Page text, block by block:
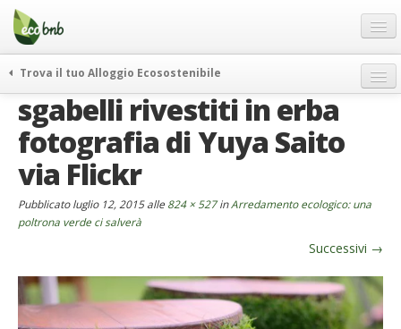
Menu
Salta
contenuto
Offerte Speciali
Regali
FAQ
Chi Siamo
Partner
Italiano
German
Trova il tuo Alloggio Ecosostenibile
weekend green
itinerari
curiosità
vivere e viaggiare verde
news ed eventi
sgabelli rivestiti in erba
fotografia di Yuya Saito
via Flickr
Pubblicatoluglio 12, 2015alle 824 × 527inArredamento ecologico: una
poltrona verde ci salverà
Successivi →